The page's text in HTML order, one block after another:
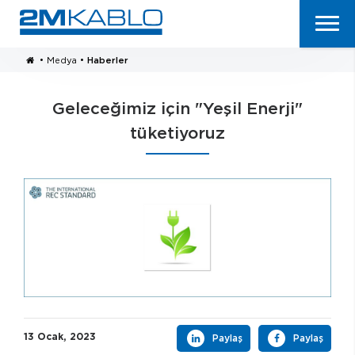
• Medya • Haberler
Geleceğimiz için "Yeşil Enerji"
tüketiyoruz
13 Ocak, 2023 Paylaş Paylaş